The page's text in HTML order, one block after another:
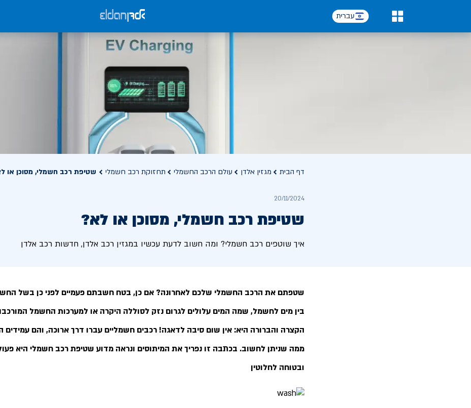
עברית
דף הבית מגזין אלדן עולם הרכב החשמלי תחזוקת רכב חשמלי שטיפת רכב חשמלי, מסוכן או
20/11/2024
שטיפת רכב חשמלי, מסוכן או לא?
איך שוטפים רכב חשמלי? ומה חשוב לדעת עכשיו במגזין רכב אלדן, חדשות רכב אלדן
שטפתם את הרכב החשמלי שלכם לאחרונה? אם כן, בטח חשבתם פעמיים לפני כן בשל
בין מים לחשמל, שמה המים עלולים לגרום נזק לסוללה היקרה או למערכות החשמל
הקצרה והברורה היא: אין שום סיבה לדאגה! רכבים חשמליים עברו דרך ארוכה, והם עמידים
ממה שניתן לחשוב. בכתבה זו נפריך את המיתוסים ונראה מדוע שטיפת רכב חשמלי היא
ובטוחה לחלוטין